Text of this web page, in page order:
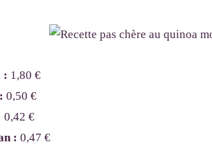
: 1,80 €
0,50 €
0,42 €
: 0,47 €